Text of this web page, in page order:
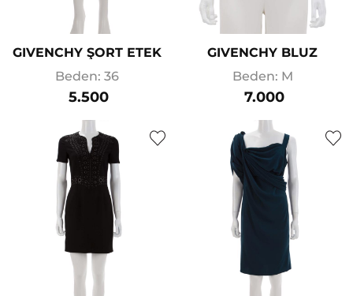
GIVENCHY ŞORT ETEK
Beden: 36
5.500
GIVENCHY BLUZ
Beden: M
7.000